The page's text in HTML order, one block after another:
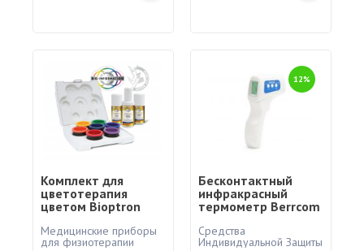
Комплект для
цветотерапия
цветом Bioptron
Медицинские приборы
для физиотерапии
12%
Бесконтактный
инфракрасный
термометр Berrcom
Средства
Индивидуальной Защиты